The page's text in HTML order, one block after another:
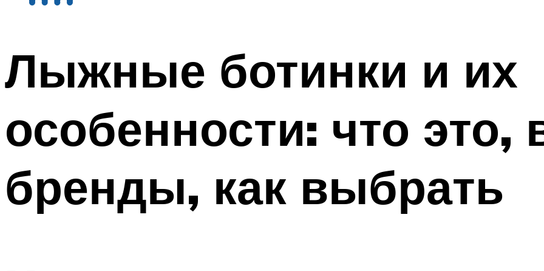
Лыжные ботинки и их
особенности: что это,
бренды, как выбрать